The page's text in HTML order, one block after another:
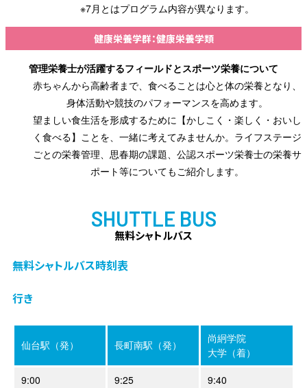
※7月とはプログラム内容が異なります。
健康栄養学群：健康栄養学類
管理栄養士が活躍するフィールドとスポーツ栄養について
赤ちゃんから高齢者まで、食べることは心と体の栄養となり、
身体活動や競技のパフォーマンスを高めます。
望ましい食生活を形成するために【かしこく・楽しく・おいし
く食べる】ことを、一緒に考えてみませんか。ライフステージ
ごとの栄養管理、思春期の課題、公認スポーツ栄養士の栄養サ
ポート等についてもご紹介します。
SHUTTLE BUS
無料シャトルバス
無料シャトルバス時刻表
行き
仙台駅（発） 長町南駅（発）
尚絅学院
大学（着）
9:00
9:25 9:40